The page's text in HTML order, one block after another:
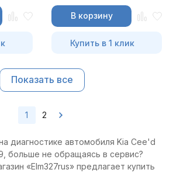
В корзину
Купить в 1 клик
Показать все
1 2
диагностике автомобиля Kia Cee'd
больше не обращаясь в сервис?
«Elm327rus» предлагает купить